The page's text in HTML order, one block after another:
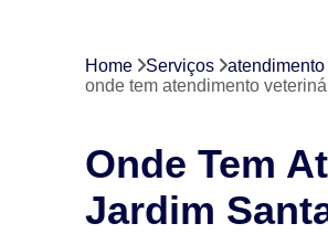
Home Serviços
onde tem atendimento
Onde Tem
Jardim